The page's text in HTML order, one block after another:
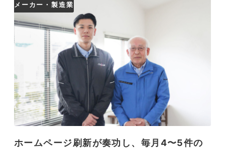
メーカー・製造業
ホームページ刷新が奏功し、毎月4〜5件の